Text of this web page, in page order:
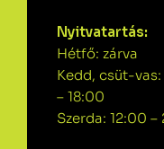
Nyitvatartás:
Hétfő: zárva
Kedd, csüt-
– 18:00
Szerda: 12:00